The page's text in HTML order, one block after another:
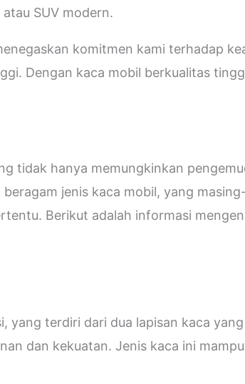
SUV modern.
komitmen kami terhadap
Dengan kaca mobil berkualitas
tidak hanya memungkinkan
jenis kaca mobil, yang
Berikut adalah informasi
yang terdiri dari dua lapisan kaca
dan kekuatan. Jenis kaca ini